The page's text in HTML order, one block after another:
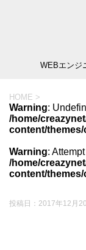
WEBエンジ
HOME >
Warning:
/home/
content/
Warning:
/home/
content/
投稿日： 2017年12月